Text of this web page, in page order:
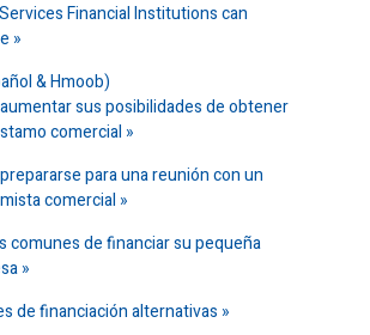
Financial Institutions can
& Hmoob)
sus posibilidades de obtener
comercial
para una reunión con un
comercial
comunes de financiar su pequeña
de financiación alternativas